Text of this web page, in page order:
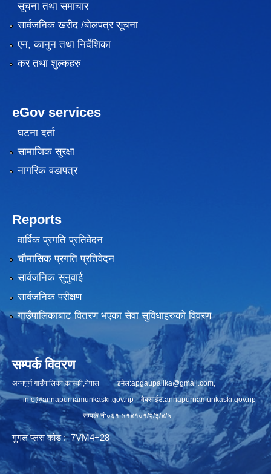
सूचना तथा समाचार
सार्वजनिक खरीद /बोलपत्र सूचना
एन, कानुन तथा निर्देशिका
कर तथा शुल्कहरु
eGov services
घटना दर्ता
सामाजिक सुरक्षा
नागरिक वडापत्र
Reports
वार्षिक प्रगति प्रतिवेदन
चौमासिक प्रगति प्रतिवेदन
सार्वजनिक सुनुवाई
सार्वजनिक परीक्षण
गाउँपालिकाबाट वितरण भएका सेवा सुविधाहरुको विवरण
सम्पर्क विवरण
अन्नपूर्ण गाउँपालिका,कास्की,नेपाल इमेल:apgaupalika@gmail.com,
info@annapurnamunkaski.gov.npवेबसाईट:annapurnamunkaski.gov.np
सम्पर्क नं:०६१-४१४१०१/२/३/४/५
गुगल प्लस कोड : 7VM4+28